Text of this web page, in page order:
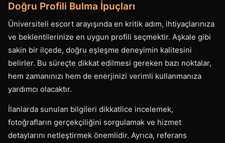
Doğru Profili Bulma İpuçları
Üniversiteli escort arayışında en kritik adım, ihtiyaçlarınıza
ve beklentilerinize en uygun profili seçmektir. Aşkale gibi
sakin bir ilçede, doğru eşleşme deneyimin kalitesini
belirler. Bu süreçte dikkat edilmesi gereken bazı noktalar,
hem zamanınızı hem de enerjinizi verimli kullanmanıza
yardımcı olacaktır.
İlanlarda sunulan bilgileri dikkatlice incelemek,
fotoğrafların gerçekçiliğini sorgulamak ve hizmet
detaylarını netleştirmek önemlidir. Ayrıca, referans